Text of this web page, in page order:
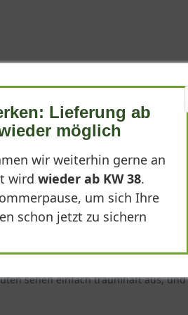
Blüten in schönem Blau und
sehen einfach traumhaft aus,
Lieferung ab
möglich
wir weiterhin gerne an
wird wieder ab KW 38.
um sich Ihre
schon jetzt zu sichern